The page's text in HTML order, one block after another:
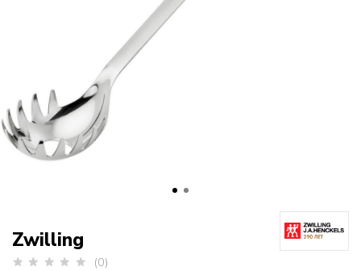
(0)
Zwilling